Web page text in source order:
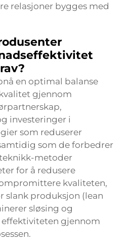
relasjoner bygges med
en optimal balanse
gjennom
investeringer i
som reduserer
som de forbedrer
metoder
for å redusere
kvaliteten,
slank produksjon (lean
sløsing og
gjennom